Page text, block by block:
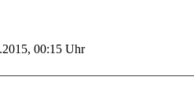
00:15 Uhr